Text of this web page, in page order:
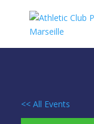
<< All Events